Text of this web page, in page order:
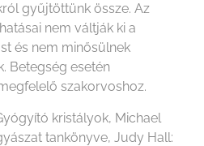
gyűjtöttünk össze. Az
nem váltják ki a
és nem minősülnek
Betegség esetén
szakorvoshoz.
kristályok, Michael
tankönyve, Judy Hall: